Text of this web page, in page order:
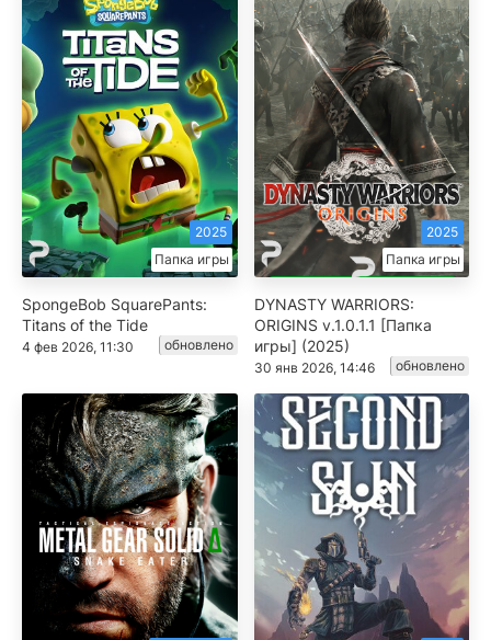
Папка игры
2025
SpongeBob SquarePants:
Titans of the Tide
4 фев 2026, 11:30 обновлено
Папка игры
2025
DYNASTY WARRIORS:
ORIGINS v.1.0.1.1 [Папка
игры] (2025)
30 янв 2026, 14:46 обновлено